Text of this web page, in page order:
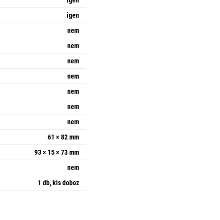
igen
nem
nem
nem
nem
nem
nem
nem
61 × 82 mm
93 × 15 × 73 mm
nem
1 db, kis doboz